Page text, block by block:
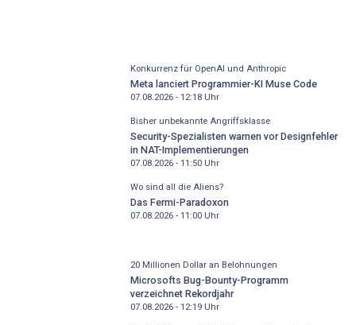
Konkurrenz für OpenAI und Anthropic
Meta lanciert Programmier-KI Muse Code
07.08.2026 - 12:18Uhr
Bisher unbekannte Angriffsklasse
Security-Spezialisten warnen vor Designfehler
in NAT-Implementierungen
07.08.2026 - 11:50Uhr
Wo sind all die Aliens?
Das Fermi-Paradoxon
07.08.2026 - 11:00Uhr
20 Millionen Dollar an Belohnungen
Microsofts Bug-Bounty-Programm
verzeichnet Rekordjahr
07.08.2026 - 12:19Uhr